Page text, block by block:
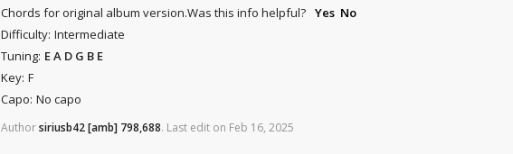
Chords for original album version.Was this info helpful? Yes No
Difficulty: Intermediate
Tuning: E A D G B E
Key: F
Capo: No capo
Authorsiriusb42[amb] 798,688. Last edit on Feb 16, 2025